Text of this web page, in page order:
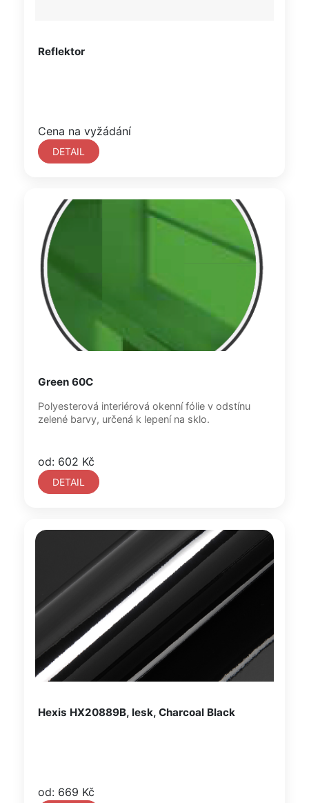
Reflektor
Cena na vyžádání
DETAIL
Green 60C
Polyesterová interiérová okenní fólie v odstínu
zelené barvy, určená k lepení na sklo.
od: 602 Kč
DETAIL
Hexis HX20889B, lesk, Charcoal Black
od: 669 Kč